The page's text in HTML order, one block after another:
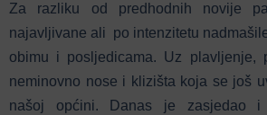
Za razliku od predhodnih novije
najavljivane ali po intenzitetu
obimu i posljedicama. Uz plavljenje,
neminovno nose i klizišta koja se još
našoj općini. Danas je zasjedao